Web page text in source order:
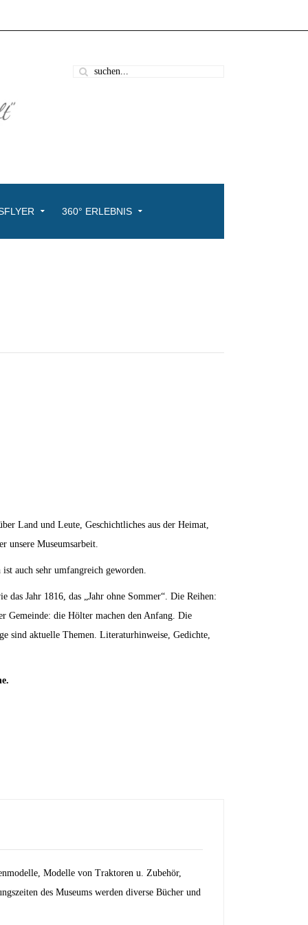
360° ERLEBNIS
Land und Leute, Geschichtliches aus der Heimat,
unsere Museumsarbeit.
auch sehr umfangreich geworden.
das Jahr 1816, das „Jahr ohne Sommer“. Die Reihen:
Gemeinde: die Hölter machen den Anfang. Die
sind aktuelle Themen. Literaturhinweise, Gedichte,
Modelle von Traktoren u. Zubehör,
des Museums werden diverse Bücher und